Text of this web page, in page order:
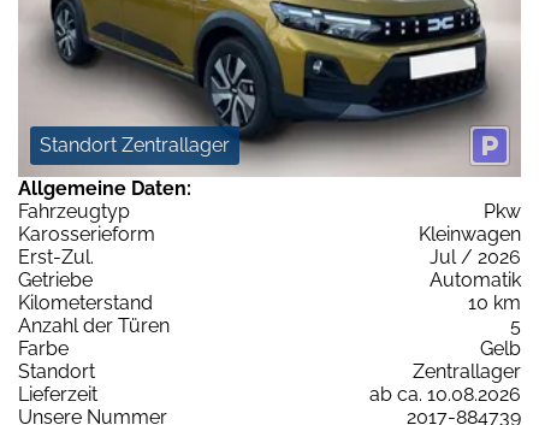
Standort Zentrallager
Allgemeine Daten:
Fahrzeugtyp
Pkw
Karosserieform
Kleinwagen
Erst-Zul.
Jul / 2026
Getriebe
Automatik
Kilometerstand
10 km
Anzahl der Türen
5
Farbe
Gelb
Standort
Zentrallager
Lieferzeit
ab ca. 10.08.2026
Unsere Nummer
2017-884739